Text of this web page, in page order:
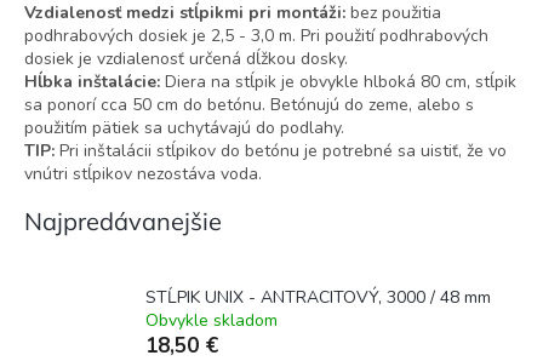
Vzdialenosť medzi stĺpikmi pri montáži: bez použitia
podhrabových dosiek je 2,5 - 3,0 m. Pri použití podhrabových
dosiek je vzdialenosť určená dĺžkou dosky.
Hĺbka inštalácie: Diera na stĺpik je obvykle hlboká 80 cm, stĺpik
sa ponorí cca 50 cm do betónu. Betónujú do zeme, alebo s
použitím pätiek sa uchytávajú do podlahy.
TIP: Pri inštalácii stĺpikov do betónu je potrebné sa uistiť, že vo
vnútri stĺpikov nezostáva voda.
Najpredávanejšie
STĹPIK UNIX - ANTRACITOVÝ, 3000 / 48 mm
Obvykle skladom
18,50 €